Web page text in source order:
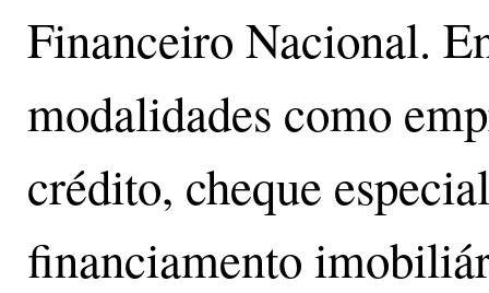
Financeiro Nacional.
modalidades como
crédito, cheque
financiamento